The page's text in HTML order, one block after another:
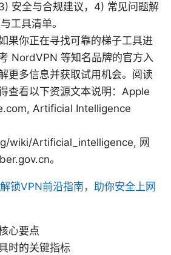
安全与合规建议，4) 常见问题解
工具清单。
果你正在寻找可靠的梯子工具进
NordVPN 等知名品牌的官方入
更多信息并获取试用机会。阅读
查看以下资源文本说明：Apple
Artificial Intelligence
wiki/Artificial_intelligence, 网
。
锁VPN前沿指南，助你安全上网
心要点
时的关键指标